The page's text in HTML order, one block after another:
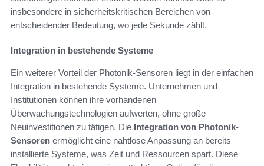
insbesondere in sicherheitskritischen Bereichen von
entscheidender Bedeutung, wo jede Sekunde zählt.
Integration in bestehende Systeme
Ein weiterer Vorteil der Photonik-Sensoren liegt in der einfachen
Integration in bestehende Systeme. Unternehmen und
Institutionen können ihre vorhandenen
Überwachungstechnologien aufwerten, ohne große
Neuinvestitionen zu tätigen. Die Integration von Photonik-
Sensoren ermöglicht eine nahtlose Anpassung an bereits
installierte Systeme, was Zeit und Ressourcen spart. Diese